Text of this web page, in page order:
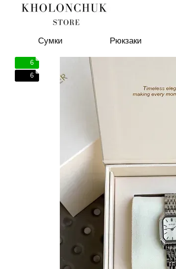
Перейти до основного контенту
Сумки Рюкзаки
6
6